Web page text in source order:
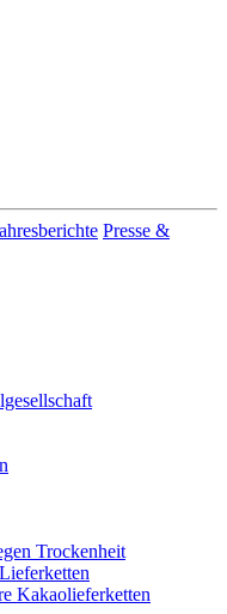
Presse &
Trockenheit
Kakaolieferketten